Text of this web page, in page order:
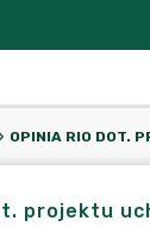
projektu